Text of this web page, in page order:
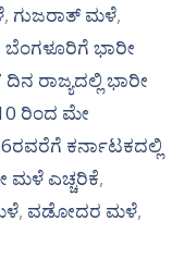
, ಗುಜರಾತ್ ಮಳೆ,
ಬೆಂಗಳೂರಿಗೆ ಭಾರೀ
ರಾಜ್ಯದಲ್ಲಿ ಭಾರೀ
ರಿಂದ ಮೇ
ಕರ್ನಾಟಕದಲ್ಲಿ
ಮಳೆ ಎಚ್ಚರಿಕೆ,
, ವಡೋದರ ಮಳೆ,